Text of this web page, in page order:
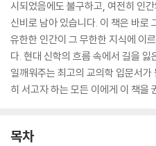
시되었음에도 불구하고, 여전히 인
신비로 남아 있습니다. 이 책은 바로
유한한 인간이 그 무한한 지식에 이
다. 현대 신학의 흐름 속에서 길을
일깨워주는 최고의 교의학 입문서
히 서고자 하는 모든 이에게 이 책을
목차